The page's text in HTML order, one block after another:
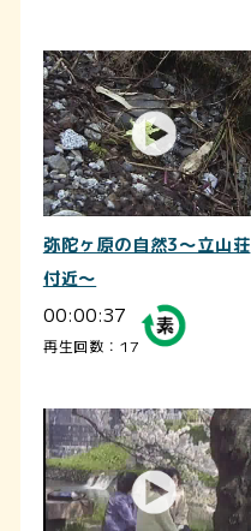
弥陀ヶ原の自然3～立山荘
付近～
00:00:37
再生回数：17